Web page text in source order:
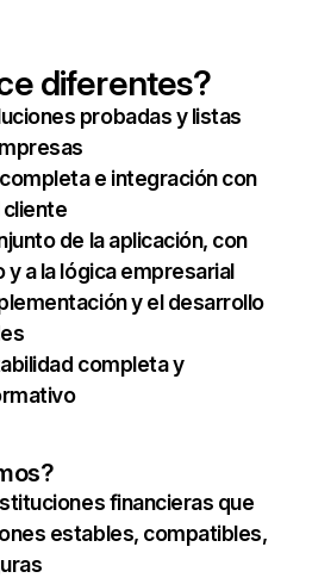
diferentes?
probadas y listas
e integración con
de la aplicación, con
y a la lógica empresarial
y el desarrollo
completa y
financieras que
estables, compatibles,